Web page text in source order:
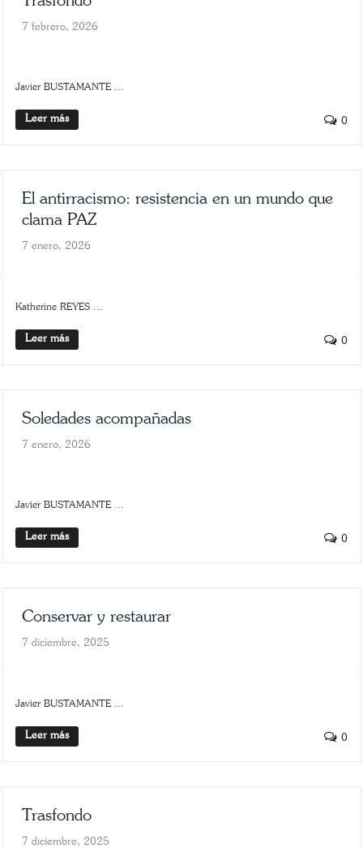
7 febrero, 2026
Javier BUSTAMANTE ...
Leer más 0
El antirracismo: resistencia en un mundo que
clama PAZ
7 enero, 2026
Katherine REYES ...
Leer más 0
Soledades acompañadas
7 enero, 2026
Javier BUSTAMANTE ...
Leer más 0
Conservar y restaurar
7 diciembre, 2025
Javier BUSTAMANTE ...
Leer más 0
Trasfondo
7 diciembre, 2025